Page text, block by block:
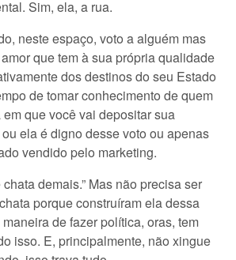
Sim, ela, a rua.
neste espaço, voto a alguém mas
que tem à sua própria qualidade
dos destinos do seu Estado
de tomar conhecimento de quem
que você vai depositar sua
ela é digno desse voto ou apenas
vendido pelo marketing.
demais.” Mas não precisa ser
porque construíram ela dessa
de fazer política, oras, tem
isso. E, principalmente, não xingue